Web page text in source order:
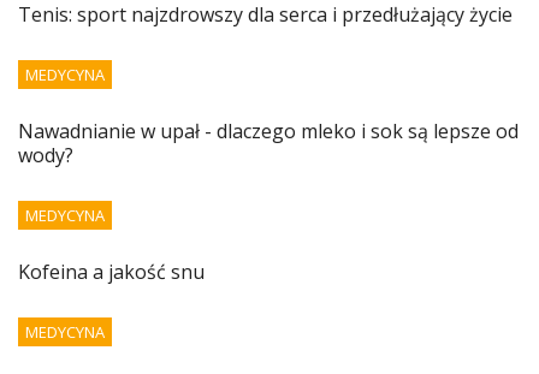
Tenis: sport najzdrowszy dla serca i przedłużający życie
MEDYCYNA
Nawadnianie w upał - dlaczego mleko i sok są lepsze od
wody?
MEDYCYNA
Kofeina a jakość snu
MEDYCYNA